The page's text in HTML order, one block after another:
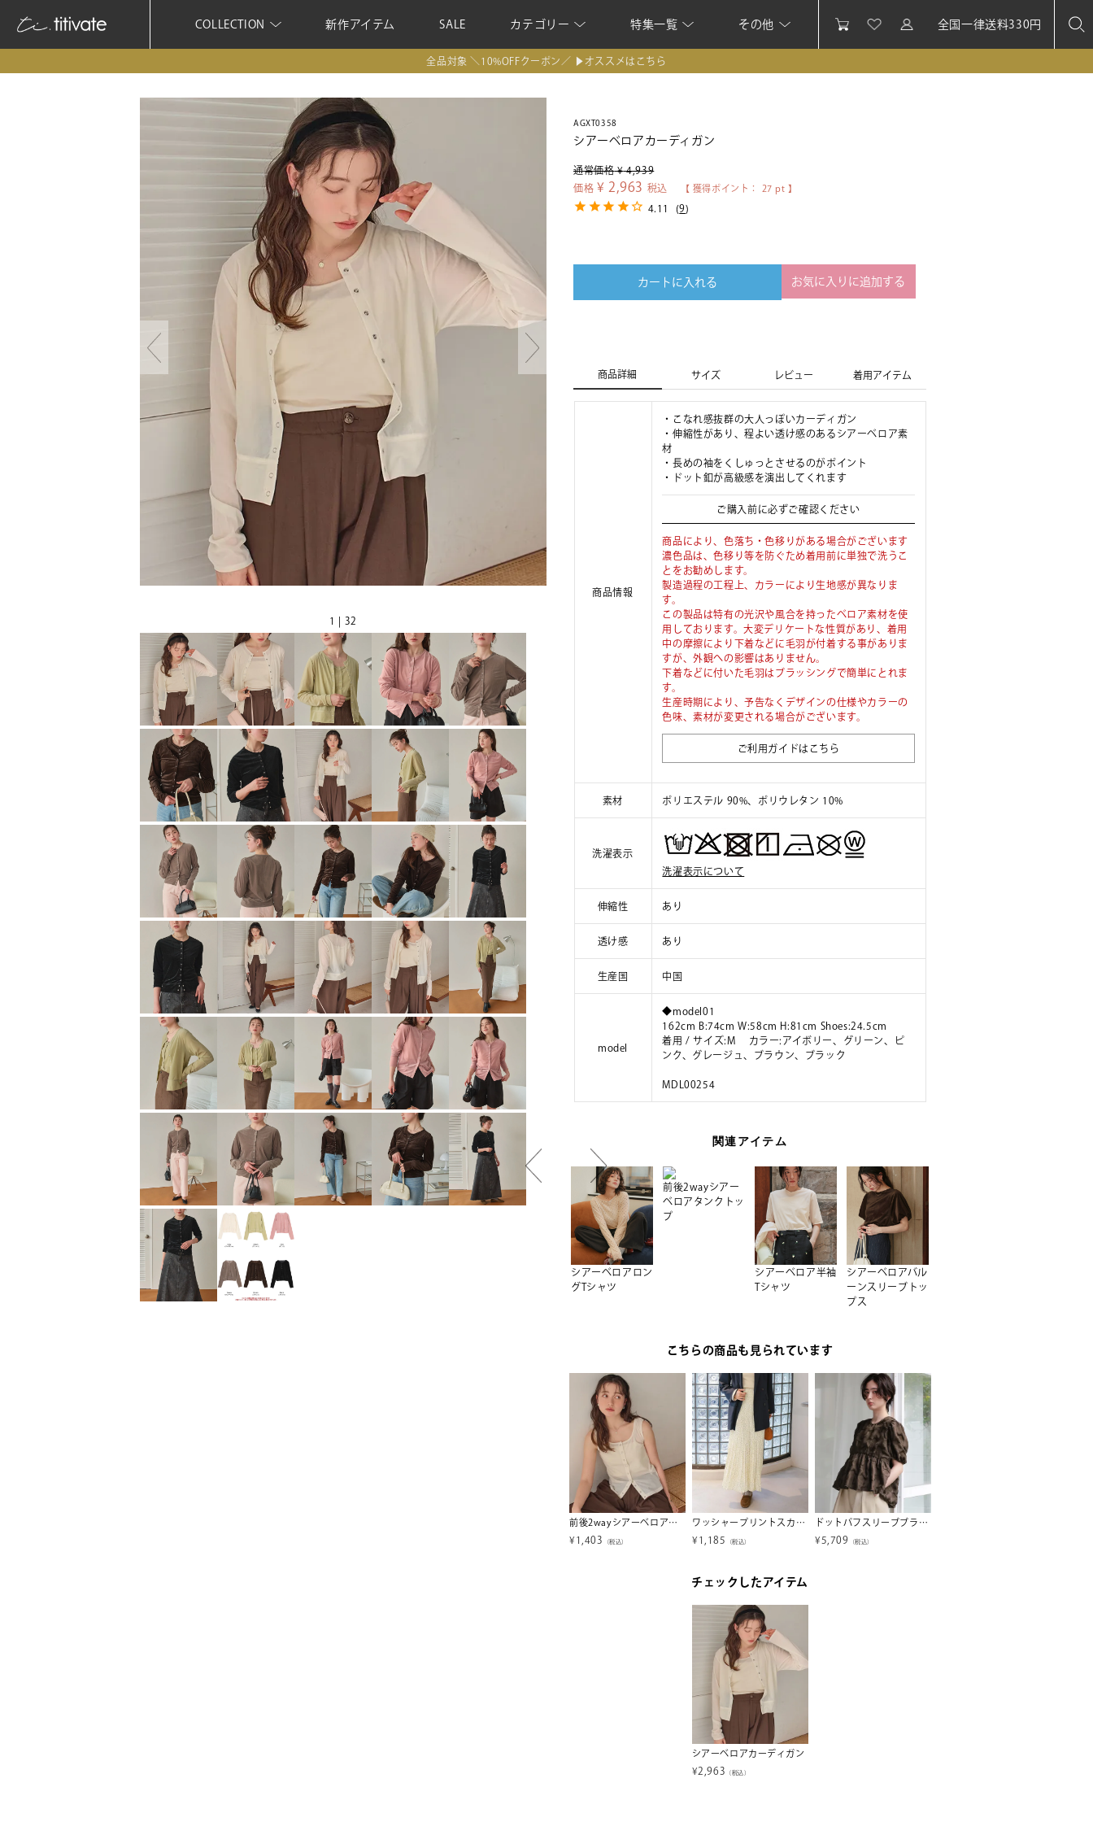
COLLECTION 新作アイテム SALE カテゴリー 特集一覧 その他 全国一律送料330円
全品対象 ＼10%OFFクーポン／ ▶オススメはこちら
1 | 32
AGXT0358
シアーベロアカーディガン
通常価格 ¥ 4,939
価格 ¥ 2,963 税込 【 獲得ポイント： 27 pt 】
4.11 (9)
カートに入れる お気に入りに追加する
商品詳細 サイズ レビュー 着用アイテム
商品情報
・こなれ感抜群の大人っぽいカーディガン
・伸縮性があり、程よい透け感のあるシアーベロア素
材
・長めの袖をくしゅっとさせるのがポイント
・ドット釦が高級感を演出してくれます
ご購入前に必ずご確認ください
商品により、色落ち・色移りがある場合がございます
濃色品は、色移り等を防ぐため着用前に単独で洗うこ
とをお勧めします。
製造過程の工程上、カラーにより生地感が異なりま
す。
この製品は特有の光沢や風合を持ったベロア素材を使
用しております。大変デリケートな性質があり、着用
中の摩擦により下着などに毛羽が付着する事がありま
すが、外観への影響はありません。
下着などに付いた毛羽はブラッシングで簡単にとれま
す。
生産時期により、予告なくデザインの仕様やカラーの
色味、素材が変更される場合がございます。
ご利用ガイドはこちら
素材 ポリエステル 90%、ポリウレタン 10%
洗濯表示
洗濯表示について
伸縮性 あり
透け感 あり
生産国 中国
model
◆model01
162cm B:74cm W:58cm H:81cm Shoes:24.5cm
着用 / サイズ:M カラー:アイボリー、グリーン、ピ
ンク、グレージュ、ブラウン、ブラック
MDL00254
関連アイテム
前後2wayシアー
ベロアタンクトッ
シアーベロアロン
グTシャツ
前後2wayシアー
ベロアタンクトッ
プ
シアーベロア半袖
Tシャツ
シアーベロアバル
ーンスリーブトッ
プス
こちらの商品も見られています
前後2wayシアーベロアタンクトップ
¥ 1,403 （税込）
ワッシャープリントスカート
¥ 1,185 （税込）
ドットパフスリーブブラウス
¥ 5,709 （税込）
チェックしたアイテム
シアーベロアカーディガン
¥2,963 （税込）